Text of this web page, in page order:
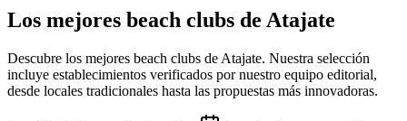
Los mejores beach clubs de Atajate
Descubre los mejores beach clubs de Atajate. Nuestra selección
incluye establecimientos verificados por nuestro equipo editorial,
desde locales tradicionales hasta las propuestas más innovadoras.